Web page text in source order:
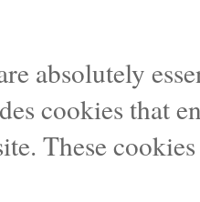
absolutely
cookies that
These